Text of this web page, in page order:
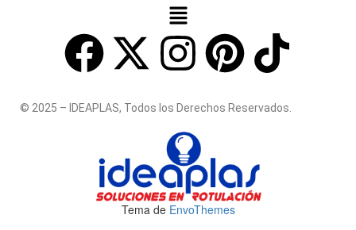
© 2025 – IDEAPLAS, Todos los Derechos Reservados.
Tema de EnvoThemes